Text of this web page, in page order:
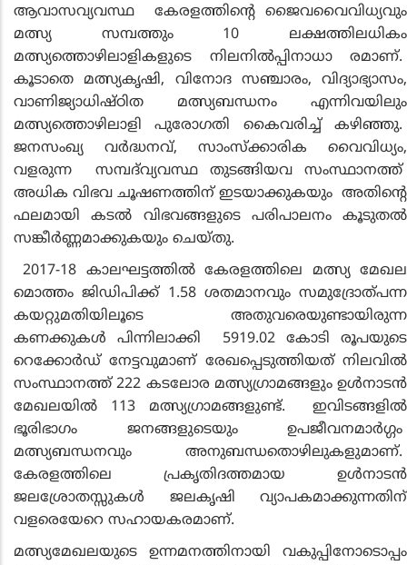
ആവാസവ്യവസ്ഥ കേരളത്തിന്റെ ജൈവവൈവിധ്യവും
മത്സ്യ സമ്പത്തും 10 ലക്ഷത്തിലധികം
മത്സ്യത്തൊഴിലാളികളുടെ നിലനില്‍പ്പിനാധാ രമാണ്.
കൂടാതെ മത്സ്യകൃഷി, വിനോദ സഞ്ചാരം, വിദ്യാഭ്യാസം,
വാണിജ്യാധിഷ്ഠിത മത്സ്യബന്ധനം എന്നിവയിലും
മത്സ്യത്തൊഴിലാളി പുരോഗതി കൈവരിച്ച് കഴിഞ്ഞു.
ജനസംഖ്യ വര്‍ദ്ധനവ്, സാംസ്‌ക്കാരിക വൈവിധ്യം,
വളരുന്ന സമ്പദ്‌വ്യവസ്ഥ തുടങ്ങിയവ സംസ്ഥാനത്ത്
അധിക വിഭവ ചൂഷണത്തിന് ഇടയാക്കുകയും അതിന്റെ
ഫലമായി കടല്‍ വിഭവങ്ങളുടെ പരിപാലനം കൂടുതല്‍
സങ്കീര്‍ണ്ണമാക്കുകയും ചെയ്തു.
2017-18 കാലഘട്ടത്തില്‍ കേരളത്തിലെ മത്സ്യ മേഖല
മൊത്തം ജിഡിപിക്ക് 1.58 ശതമാനവും സമുദ്രോത്പന്ന
കയറ്റുമതിയിലൂടെ അതുവരെയുണ്ടായിരുന്ന
കണക്കുകള്‍ പിന്നിലാക്കി 5919.02 കോടി രൂപയുടെ
റെക്കോര്‍ഡ് നേട്ടവുമാണ് രേഖപ്പെടുത്തിയത് നിലവില്‍
സംസ്ഥാനത്ത് 222 കടലോര മത്സ്യഗ്രാമങ്ങളും ഉള്‍നാടന്‍
മേഖലയില്‍ 113 മത്സ്യഗ്രാമങ്ങളുണ്ട്. ഇവിടങ്ങളില്‍
ഭൂരിഭാഗം ജനങ്ങളുടെയും ഉപജീവനമാര്‍ഗ്ഗം
മത്സ്യബന്ധനവും അനുബന്ധതൊഴിലുകളുമാണ്.
കേരളത്തിലെ പ്രകൃതിദത്തമായ ഉള്‍നാടന്‍
ജലശ്രോതസ്സുകള്‍ ജലകൃഷി വ്യാപകമാക്കുന്നതിന്
വളരെയേറെ സഹായകരമാണ്.
മത്സ്യമേഖലയുടെ ഉന്നമനത്തിനായി വകുപ്പിനോടൊപ്പം